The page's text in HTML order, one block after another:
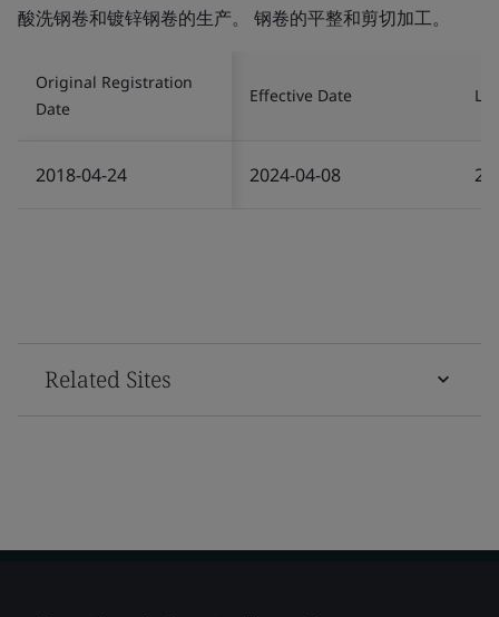
酸洗钢卷和镀锌钢卷的生产。 钢卷的平整和剪切加工。
Original Registration
Date
Effective Date
2018-04-24 2024-04-08
Related Sites